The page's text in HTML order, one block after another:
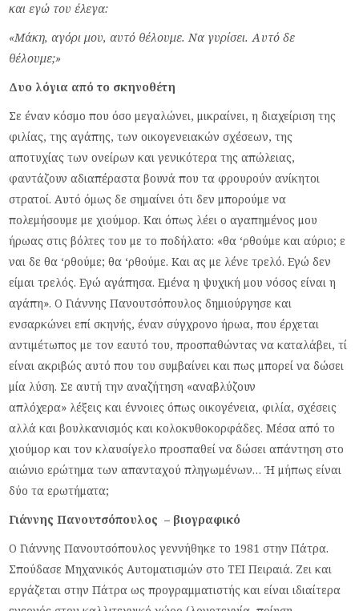
και εγώ του έλεγα:
«Μάκη, αγόρι μου, αυτό θέλουμε. Να γυρίσει. Αυτό δε
θέλουμε;»
Δυο λόγια από το σκηνοθέτη
Σε έναν κόσμο που όσο μεγαλώνει, μικραίνει, η διαχείριση της
φιλίας, της αγάπης, των οικογενειακών σχέσεων, της
αποτυχίας των ονείρων και γενικότερα της απώλειας,
φαντάζουν αδιαπέραστα βουνά που τα φρουρούν ανίκητοι
στρατοί. Αυτό όμως δε σημαίνει ότι δεν μπορούμε να
πολεμήσουμε με χιούμορ. Και όπως λέει ο αγαπημένος μου
ήρωας στις βόλτες του με το ποδήλατο: «θα ‘ρθούμε και αύριο; ε
ναι δε θα ‘ρθούμε; θα ‘ρθούμε. Και ας με λένε τρελό. Εγώ δεν
είμαι τρελός. Εγώ αγάπησα. Εμένα η ψυχική μου νόσος είναι η
αγάπη». Ο Γιάννης Πανουτσόπουλος δημιούργησε και
ενσαρκώνει επί σκηνής, έναν σύγχρονο ήρωα, που έρχεται
αντιμέτωπος με τον εαυτό του, προσπαθώντας να καταλάβει, τί
είναι ακριβώς αυτό που του συμβαίνει και πως μπορεί να δώσει
μία λύση. Σε αυτή την αναζήτηση «αναβλύζουν
απλόχερα» λέξεις και έννοιες όπως οικογένεια, φιλία, σχέσεις
αλλά και βουλκανισμός και κολοκυθοκορφάδες. Μέσα από το
χιούμορ και τον κλαυσίγελο προσπαθεί να δώσει απάντηση στο
αιώνιο ερώτημα των απανταχού πληγωμένων… Ή μήπως είναι
δύο τα ερωτήματα;
Γιάννης Πανουτσόπουλος – βιογραφικό
Ο Γιάννης Πανουτσόπουλος γεννήθηκε το 1981 στην Πάτρα.
Σπούδασε Μηχανικός Αυτοματισμών στο ΤΕΙ Πειραιά. Ζει και
εργάζεται στην Πάτρα ως προγραμματιστής και είναι ιδιαίτερα